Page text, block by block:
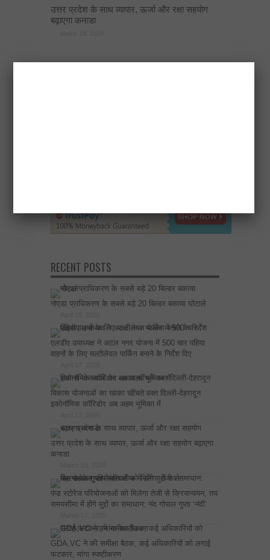
उत्तर प्रदेश के साथ व्यापार, ऊर्जा और रक्षा सहयोग
बढ़ाएगा कनाडा
RECENT POSTS
नोएडा प्राधिकरण के सबसे बड़े 20 बिल्डर बकाया घोटाले
एलडीए उपाध्यक्ष ने अटल नगर योजना में 500 चार पहिया
वाहनों के लिए मल्टीलेवल पार्किंग बनाने के निर्देश दिए
विकास योजनाओं का खाका खींचते वक्त दिल्ली-देहरादून
इकोनॉमिक कॉरिडोर अब अहम भूमिका में
उत्तर प्रदेश के साथ व्यापार, ऊर्जा और रक्षा सहयोग बढ़ाएगा
कनाडा
पंप्ड स्टोरेज परियोजनाओं को मिलेगा तेजी से क्रियान्वयन, तय
समयसीमा में होंगे मुद्दों का समाधान: नंद गोपाल गुप्ता ‘नंदी’
GDA,VC ने की समीक्षा बैठक, कई अधिकारियों को लगाई
फटकार, मांगा स्पष्टीकरण